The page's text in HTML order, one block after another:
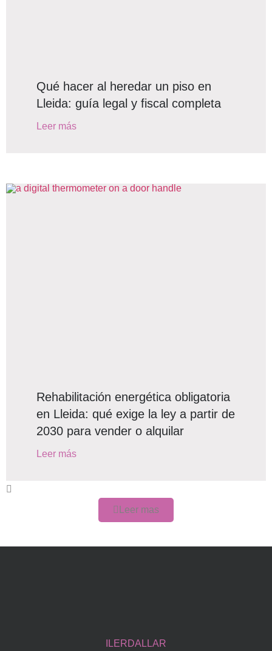
Qué hacer al heredar un piso en
Lleida: guía legal y fiscal completa
Leer más
Rehabilitación energética obligatoria
en Lleida: qué exige la ley a partir de
2030 para vender o alquilar
Leer más
Leer mas
ILERDALLAR